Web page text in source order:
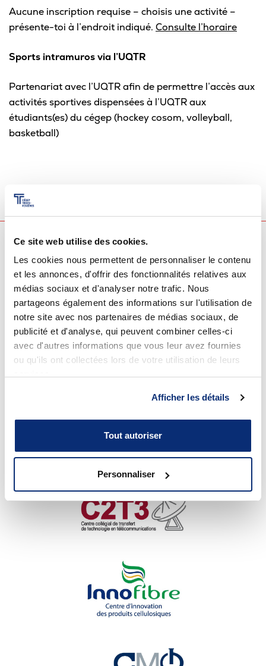
Ce site web utilise des cookies.
Les cookies nous permettent de personnaliser le contenu
et les annonces, d'offrir des fonctionnalités relatives aux
médias sociaux et d'analyser notre trafic. Nous
partageons également des informations sur l'utilisation de
notre site avec nos partenaires de médias sociaux, de
publicité et d'analyse, qui peuvent combiner celles-ci
avec d'autres informations que vous leur avez fournies
ou qu'ils ont collectées lors de votre utilisation de leurs
Afficher les détails
Tout autoriser
Personnaliser
Aucune inscription requise – choisis une activité –
présente-toi à l’endroit indiqué. Consulte l’horaire
Sports intramuros via l’UQTR
Partenariat avec l’UQTR afin de permettre l’accès aux
activités sportives dispensées à l’UQTR aux
étudiants(es) du cégep (hockey cosom, volleyball,
basketball)
Retour à la page
Pour les futurs étudiants
Nos centres de transfert de
technologie